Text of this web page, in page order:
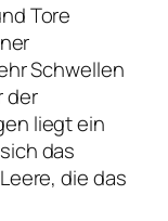
Tore
Schwellen
der
liegt ein
das
die das